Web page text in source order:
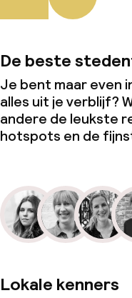
De beste
Je bent maar even
alles uit je verblijf?
andere de leukste
hotspots en de
Lokale kenners